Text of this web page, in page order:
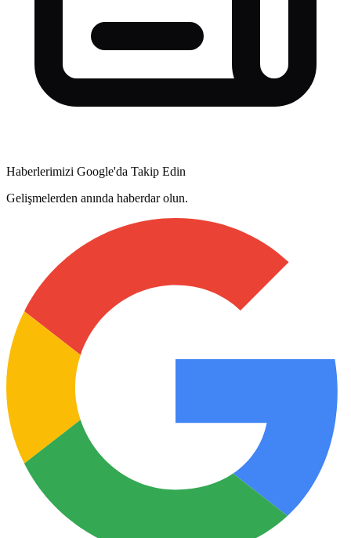
Haberlerimizi Google'da Takip Edin
Gelişmelerden anında haberdar olun.